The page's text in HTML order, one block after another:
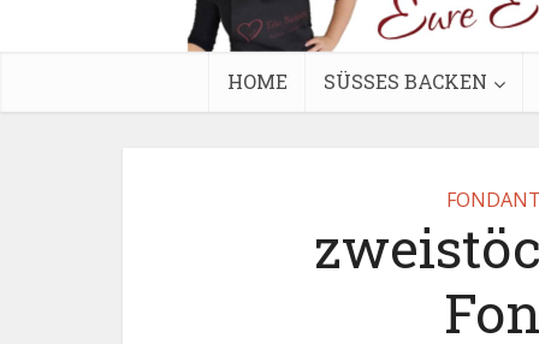
HOME SÜSSES BACKEN